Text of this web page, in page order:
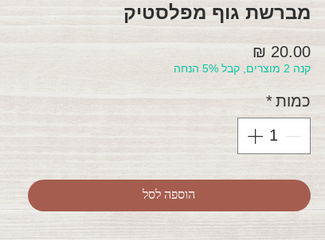
מברשת גוף מפלסטיק
‏20.00 ‏₪
קנה 2 מוצרים, קבל 5% הנחה
כמות *
הוספה לסל